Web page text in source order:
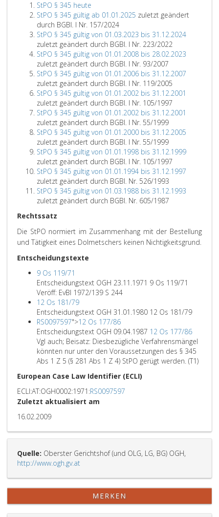
StPO § 345 heute
StPO § 345 gültig ab 01.01.2025 zuletzt geändert
durch BGBl. I Nr. 157/2024
StPO § 345 gültig von 01.03.2023 bis 31.12.2024
zuletzt geändert durch BGBl. I Nr. 223/2022
StPO § 345 gültig von 01.01.2008 bis 28.02.2023
zuletzt geändert durch BGBl. I Nr. 93/2007
StPO § 345 gültig von 01.01.2006 bis 31.12.2007
zuletzt geändert durch BGBl. I Nr. 119/2005
StPO § 345 gültig von 01.01.2002 bis 31.12.2001
zuletzt geändert durch BGBl. I Nr. 105/1997
StPO § 345 gültig von 01.01.2002 bis 31.12.2001
zuletzt geändert durch BGBl. I Nr. 55/1999
StPO § 345 gültig von 01.01.2000 bis 31.12.2005
zuletzt geändert durch BGBl. I Nr. 55/1999
StPO § 345 gültig von 01.01.1998 bis 31.12.1999
zuletzt geändert durch BGBl. I Nr. 105/1997
StPO § 345 gültig von 01.01.1994 bis 31.12.1997
zuletzt geändert durch BGBl. Nr. 526/1993
StPO § 345 gültig von 01.03.1988 bis 31.12.1993
zuletzt geändert durch BGBl. Nr. 605/1987
Rechtssatz
Die StPO normiert im Zusammenhang mit der Bestellung
und Tätigkeit eines Dolmetschers keinen Nichtigkeitsgrund.
Entscheidungstexte
9 Os 119/71
Entscheidungstext OGH 23.11.1971 9 Os 119/71
Veröff: EvBl 1972/139 S 244
12 Os 181/79
Entscheidungstext OGH 31.01.1980 12 Os 181/79
RS0097597">12 Os 177/86
Entscheidungstext OGH 09.04.1987 12 Os 177/86
Vgl auch; Beisatz: Diesbezügliche Verfahrensmängel
könnten nur unter den Voraussetzungen des § 345
Abs 1 Z 5 (§ 281 Abs 1 Z 4) StPO gerügt werden. (T1)
European Case Law Identifier (ECLI)
ECLI:AT:OGH0002:1971:RS0097597
Zuletzt aktualisiert am
16.02.2009
Quelle: Oberster Gerichtshof (und OLG, LG, BG) OGH,
http://www.ogh.gv.at
MERKEN